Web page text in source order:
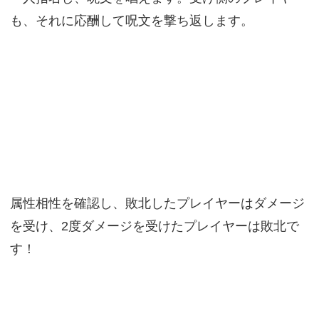
も、それに応酬して呪文を撃ち返します。
属性相性を確認し、敗北したプレイヤーはダメージ
を受け、2度ダメージを受けたプレイヤーは敗北で
す！